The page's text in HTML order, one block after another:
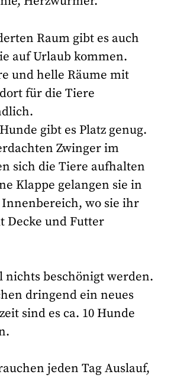
Raum gibt es auch
auf Urlaub kommen.
und helle Räume mit
für die Tiere
gibt es Platz genug.
Zwinger im
sich die Tiere aufhalten
Klappe gelangen sie in
wo sie ihr
Decke und Futter
nichts beschönigt werden.
dringend ein neues
sind es ca. 10 Hunde
jeden Tag Auslauf,